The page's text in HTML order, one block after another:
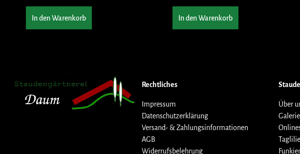
In den Warenkorb In den Warenkorb
Rechtliches
Impressum
Datenschutzerklärung
Versand- & Zahlungsinformationen
AGB
Widerrufsbelehrung
Über
Galerie